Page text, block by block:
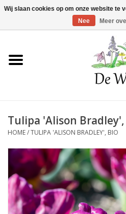
Home
Voorjaarsbloeiers
Zomerbloeiers
Herfstbloeiers
Schaduwplanten
Tulipa 'Alison Bradley',
HOME/TULIPA 'ALISON BRADLEY', BIO
Wij slaan cookies op om onze website te
Nee
Meer